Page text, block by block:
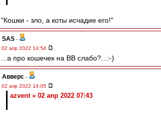
"Кошки - зло, а коты исчадие его!"
SAS -
02 апр 2022 14:54
...а про кошечек на ВВ слабо?...:-)
Авверс -
02 апр 2022 14:05
azvent » 02 апр 2022 07:43